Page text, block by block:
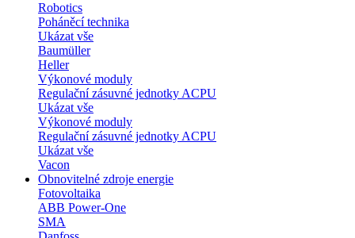
Robotics
Poháněcí technika
Ukázat vše
Baumüller
Heller
Výkonové moduly
Regulační zásuvné jednotky ACPU
Ukázat vše
Výkonové moduly
Regulační zásuvné jednotky ACPU
Ukázat vše
Vacon
Obnovitelné zdroje energie
Fotovoltaika
ABB Power-One
SMA